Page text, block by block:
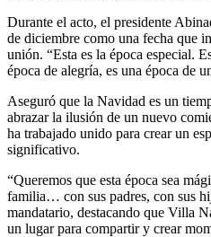
Durante el acto, el presidente
de diciembre como una fecha que
unión. “Esta es la época especial.
época de alegría, es una época de
Aseguró que la Navidad es un
abrazar la ilusión de un nuevo
ha trabajado unido para crear un
significativo.
“Queremos que esta época sea
familia… con sus padres, con sus
mandatario, destacando que Villa
un lugar para compartir y crear